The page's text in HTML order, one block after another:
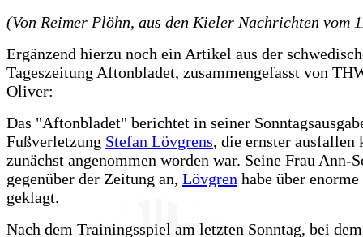
(Von Reimer Plöhn, aus den Kieler Nachrichten vom
Ergänzend hierzu noch ein Artikel aus der
Tageszeitung Aftonbladet, zusammengefasst von
Oliver:
Das "Aftonbladet" berichtet in seiner
Fußverletzung Stefan Lövgrens, die ernster ausfallen
zunächst angenommen worden war. Seine Frau Ann-
gegenüber der Zeitung an, Lövgren habe über
geklagt.
Nach dem Trainingsspiel am letzten Sonntag, bei